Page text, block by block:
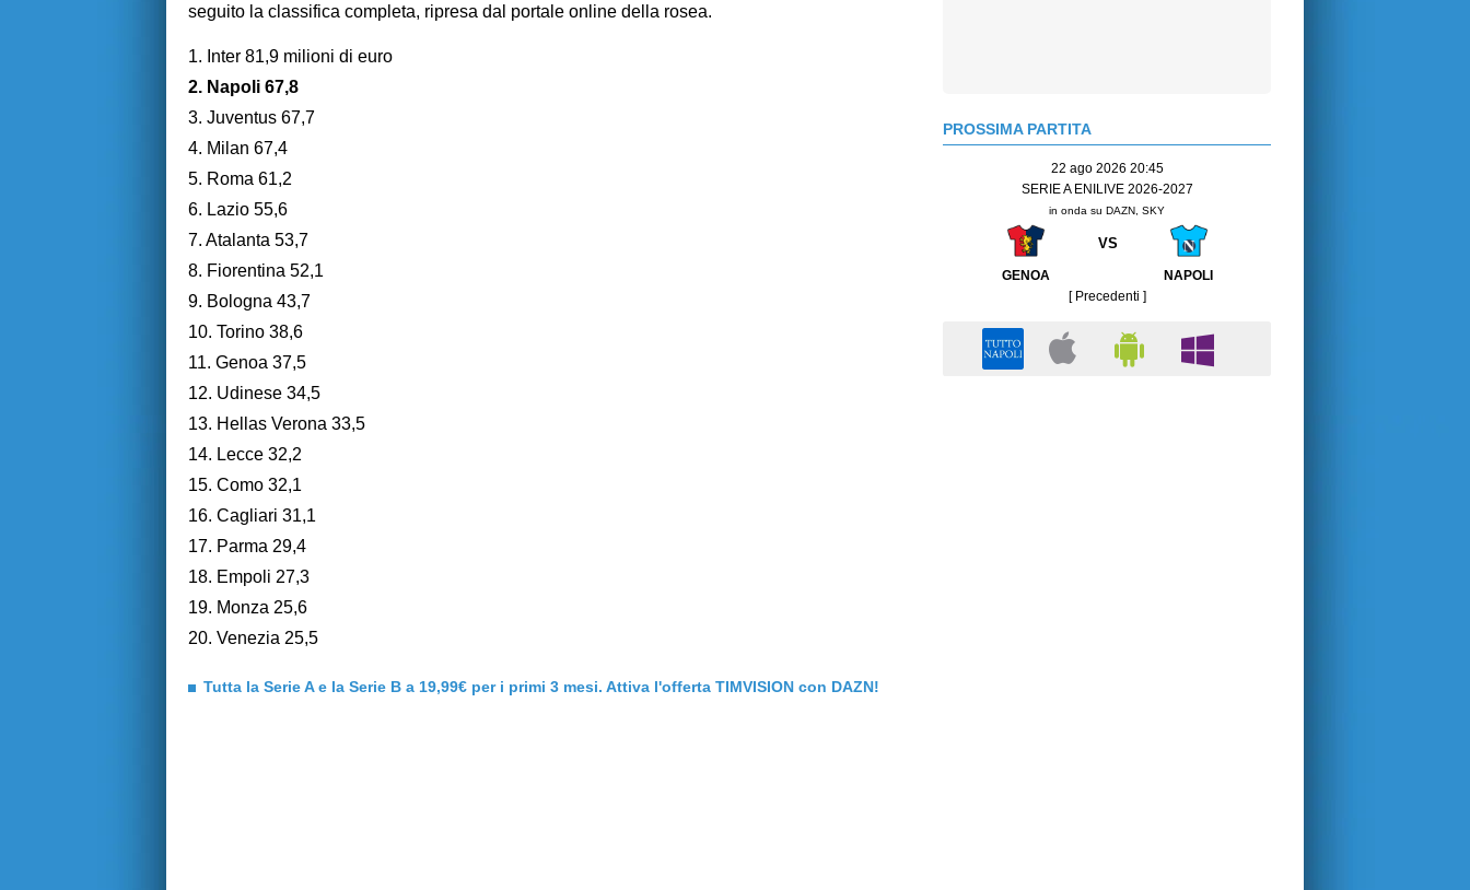
seguito la classifica completa, ripresa dal portale online della rosea.
1. Inter 81,9 milioni di euro
2. Napoli 67,8
3. Juventus 67,7
4. Milan 67,4
5. Roma 61,2
6. Lazio 55,6
7. Atalanta 53,7
8. Fiorentina 52,1
9. Bologna 43,7
10. Torino 38,6
11. Genoa 37,5
12. Udinese 34,5
13. Hellas Verona 33,5
14. Lecce 32,2
15. Como 32,1
16. Cagliari 31,1
17. Parma 29,4
18. Empoli 27,3
19. Monza 25,6
20. Venezia 25,5
Tutta la Serie A e la Serie B a 19,99€ per i primi 3 mesi. Attiva l'offerta TIMVISION con DAZN!
PROSSIMA PARTITA
22 ago 2026 20:45
SERIE A ENILIVE 2026-2027
in onda su DAZN, SKY
VS
GENOA
NAPOLI
[ Precedenti ]